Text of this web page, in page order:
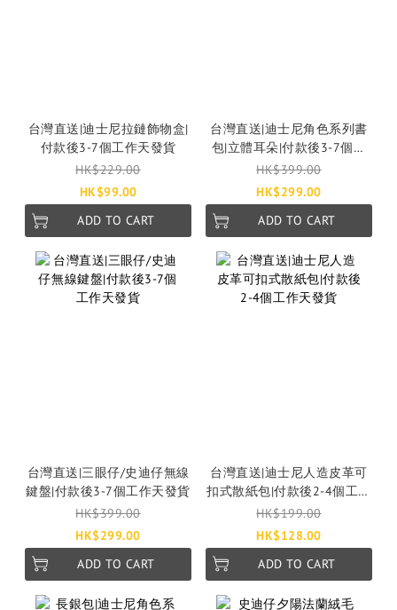
台灣直送|迪士尼拉鏈飾物盒|
付款後3-7個工作天發貨
HK$229.00
HK$99.00
ADD TO CART
台灣直送|迪士尼角色系列書
包|立體耳朵|付款後3-7個工
作天發貨
HK$399.00
HK$299.00
ADD TO CART
台灣直送|三眼仔/史迪仔無線
鍵盤|付款後3-7個工作天發貨
HK$399.00
HK$299.00
ADD TO CART
台灣直送|迪士尼人造皮革可
扣式散紙包|付款後2-4個工作
天發貨
HK$199.00
HK$128.00
ADD TO CART